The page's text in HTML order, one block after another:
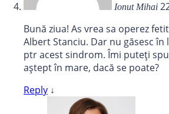
Ionut Mihai
Bună ziua! As vrea sa operez
Albert Stanciu. Dar nu găsesc
ptr acest sindrom. Îmi puteți
aștept în mare, dacă se poate?
Reply ↓